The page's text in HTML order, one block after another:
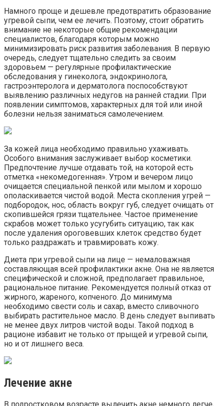
Намного проще и дешевле предотвратить образование
угревой сыпи, чем ее лечить. Поэтому, стоит обратить
внимание не некоторые общие рекомендации
специалистов, благодаря которым можно
минимизировать риск развития заболевания. В первую
очередь, следует тщательно следить за своим
здоровьем — регулярные профилактические
обследования у гинеколога, эндокринолога,
гастроэнтеролога и дерматолога поспособствуют
выявлению различных недугов на ранней стадии. При
появлении симптомов, характерных для той или иной
болезни нельзя заниматься самолечением.
За кожей лица необходимо правильно ухаживать.
Особого внимания заслуживает выбор косметики.
Предпочтение лучше отдавать той, на которой есть
отметка «некомедогенная». Утром и вечером лицо
очищается специальной пенкой или мылом и хорошо
ополаскивается чистой водой. Места скопления угрей —
подбородок, нос, область вокруг губ, следует очищать от
скопившейся грязи тщательнее. Частое применение
скрабов может только усугубить ситуацию, так как
после удаления ороговевших клеток средство будет
только раздражать и травмировать кожу.
Диета при угревой сыпи на лице — немаловажная
составляющая всей профилактики акне. Она не является
специфической и сложной, предполагает правильное,
рациональное питание. Рекомендуется полный отказ от
жирного, жареного, копченого. До минимума
необходимо свести соль и сахар, вместо сливочного
выбирать растительное масло. В день следует выпивать
не менее двух литров чистой воды. Такой подход в
рационе избавит не только от прыщей и угревой сыпи,
но и от лишнего веса.
Лечение акне